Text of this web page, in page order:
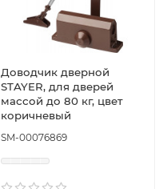
Доводчик дверной
STAYER, для дверей
массой до 80 кг, цвет
коричневый
SM-00076869